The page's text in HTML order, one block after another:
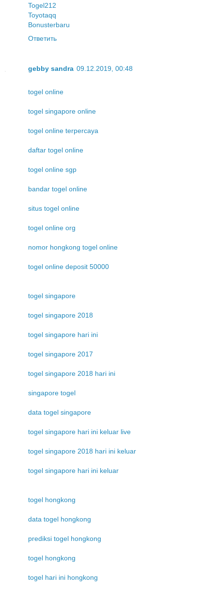
Togel212
Toyotaqq
Bonusterbaru
Ответить
gebby sandra 09.12.2019, 00:48
togel online
togel singapore online
togel online terpercaya
daftar togel online
togel online sgp
bandar togel online
situs togel online
togel online org
nomor hongkong togel online
togel online deposit 50000
togel singapore
togel singapore 2018
togel singapore hari ini
togel singapore 2017
togel singapore 2018 hari ini
singapore togel
data togel singapore
togel singapore hari ini keluar live
togel singapore 2018 hari ini keluar
togel singapore hari ini keluar
togel hongkong
data togel hongkong
prediksi togel hongkong
togel hongkong
togel hari ini hongkong